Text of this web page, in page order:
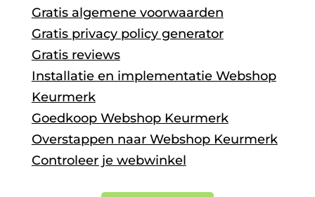
Gratis algemene voorwaarden
Gratis privacy policy generator
Gratis reviews
Installatie en implementatie Webshop
Keurmerk
Goedkoop Webshop Keurmerk
Overstappen naar Webshop Keurmerk
Controleer je webwinkel